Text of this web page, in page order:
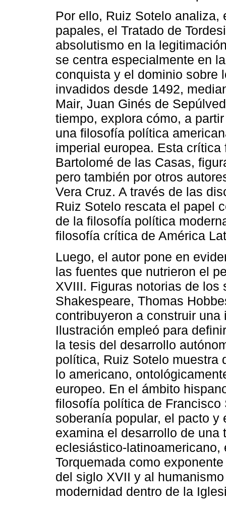
Por ello, Ruiz Sotelo analiza,
papales, el Tratado de
absolutismo en la
se centra especialmente en
conquista y el dominio sobre
invadidos desde 1492,
Mair, Juan Ginés de
tiempo, explora cómo, a
una filosofía política
imperial europea. Esta
Bartolomé de las Casas,
pero también por otros
Vera Cruz. A través de las
Ruiz Sotelo rescata el papel
de la filosofía política
filosofía crítica de América
Luego, el autor pone en
las fuentes que nutrieron el
XVIII. Figuras notorias de
Shakespeare, Thomas
contribuyeron a construir
Ilustración empleó para
la tesis del desarrollo
política, Ruiz Sotelo muestra
lo americano,
europeo. En el ámbito
filosofía política de
soberanía popular, el pacto
examina el desarrollo de
eclesiástico-
Torquemada como
del siglo XVII y al
modernidad dentro de la